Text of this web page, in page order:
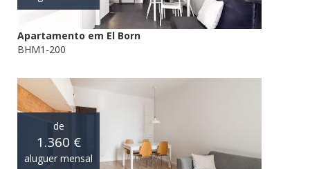
Apartamento em El Born
BHM1-200
de
1.360 €
aluguer mensal